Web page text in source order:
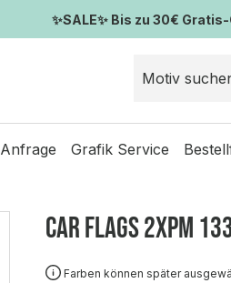
✨SALE✨ Bis zu 30€
Anfrage Grafik Service
CAR FLAGS 2XPM
Farben können später